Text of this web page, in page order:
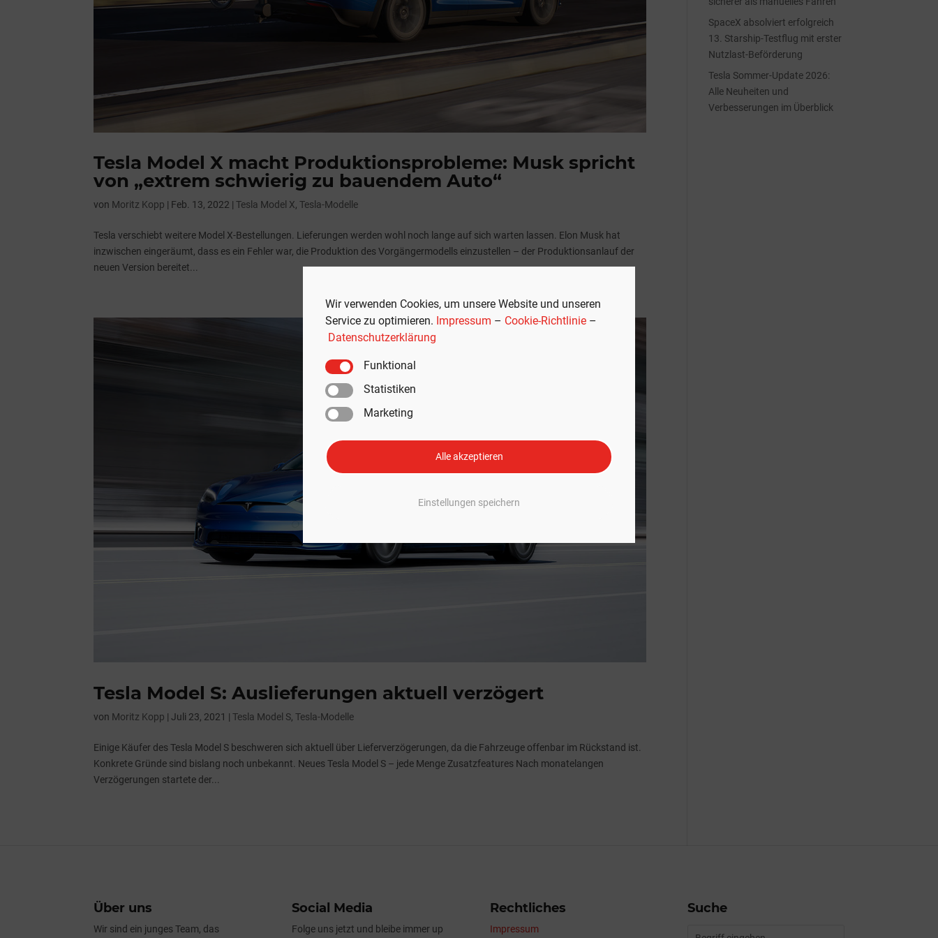
Wir verwenden Cookies, um unsere Website und unseren
Service zu optimieren. Impressum – Cookie-Richtlinie –
Datenschutzerklärung
Funktional
Statistiken
Marketing
Alle akzeptieren
Einstellungen speichern
Tesla Model X macht Produktionsprobleme: Musk spricht
von „extrem schwierig zu bauendem Auto“
von Moritz Kopp | Feb. 13, 2022 |Tesla Model X,Tesla-Modelle
Tesla verschiebt weitere Model X-Bestellungen. Lieferungen werden wohl noch lange auf sich warten lassen. Elon Musk hat
inzwischen eingeräumt, dass es ein Fehler war, die Produktion des Vorgängermodells einzustellen – der Produktionsanlauf der
neuen Version bereitet...
Tesla Model S: Auslieferungen aktuell verzögert
von Moritz Kopp |Juli 23, 2021 |Tesla Model S,Tesla-Modelle
Einige Käufer des Tesla Model S beschweren sich aktuell über Lieferverzögerungen, da die Fahrzeuge offenbar im Rückstand ist.
Konkrete Gründe sind bislang noch unbekannt. Neues Tesla Model S – jede Menge Zusatzfeatures Nach monatelangen
Verzögerungen startete der...
SpaceX absolviert erfolgreich
13. Starship-Testflug mit erster
Nutzlast-Beförderung
Tesla Sommer-Update 2026:
Alle Neuheiten und
Verbesserungen im Überblick
Über uns
Wir sind ein junges Team, das
Social Media
Folge uns jetzt und bleibe immer up
Rechtliches
Impressum
Suche